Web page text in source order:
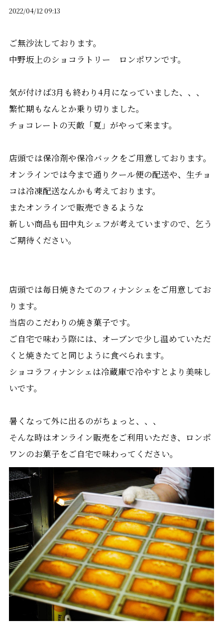
2022/04/12 09:13
ご無沙汰しております。
中野坂上のショコラトリー ロンポワンです。
気が付けば3月も終わり4月になっていました、、、
繁忙期もなんとか乗り切りました。
チョコレートの天敵「夏」がやって来ます。
店頭では保冷剤や保冷バックをご用意しております。
オンラインでは今まで通りクール便の配送や、生チョ
コは冷凍配送なんかも考えております。
またオンラインで販売できるような
新しい商品も田中丸シェフが考えていますので、乞う
ご期待ください。
店頭では毎日焼きたてのフィナンシェをご用意してお
ります。
当店のこだわりの焼き菓子です。
ご自宅で味わう際には、オーブンで少し温めていただ
くと焼きたてと同じように食べられます。
ショコラフィナンシェは冷蔵庫で冷やすとより美味し
いです。
暑くなって外に出るのがちょっと、、、
そんな時はオンライン販売をご利用いただき、ロンポ
ワンのお菓子をご自宅で味わってください。